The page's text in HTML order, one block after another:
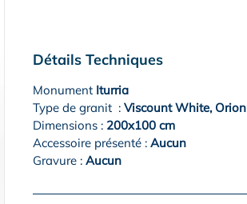
Détails Techniques
Monument Iturria
Type de granit : Viscount White, Orion
Dimensions : 200x100 cm
Accessoire présenté : Aucun
Gravure : Aucun